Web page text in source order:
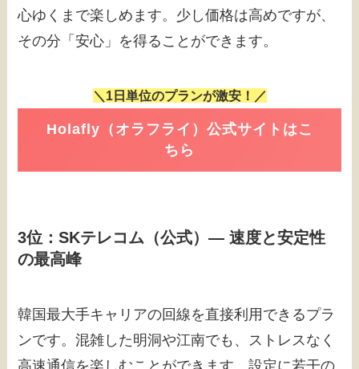
心ゆくまで楽しめます。少し価格は高めですが、
その分「安心」を得ることができます。
＼1日単位のプランが激安！／
Holafly（オラフライ）公式サイトはこ
ちら
3位：SKテレコム（公式）― 速度と安定性
の最高峰
韓国最大手キャリアの回線を直接利用できるプラ
ンです。混雑した明洞や江南でも、ストレスなく